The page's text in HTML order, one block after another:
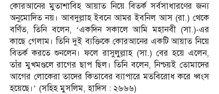
কোরআনের মুতাশাবিহ আয়াত নিয়ে বিতর্ক সর্বসাধারণের জন্য
অনুমোদিত নয়। আবদুল্লাহ ইবনে আমর ইবনিল আস (রা.) থেকে
বর্ণিত, তিনি বলেন, ‘একদিন সকালে আমি মহানবী (সা.)-এর
কাছে গেলাম। তিনি দুই ব্যক্তিকে কোরআনের একটি আয়াত নিয়ে
বিতর্ক করতে শুনলেন। ফলে রাসুলুল্লাহ (সা.) বের হয়ে এলেন,
তাঁর মুখমণ্ডলে রাগের ছাপ ছিল। তিনি বলেন, নিশ্চয়ই তোমাদের
আগের লোকেরা তাদের কিতাবের ব্যাপারে মতবিরোধ করে ধ্বংস
হয়েছে।’ (সহিহ মুসলিম, হাদিস : ২৬৬৬)